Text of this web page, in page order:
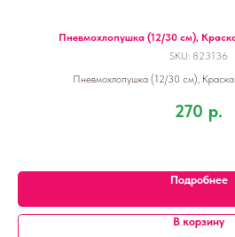
Пневмохлопушка (12/30 см),
SKU: 823136
Пневмохлопушка (12/30 см),
270 р.
Подробнее
В корзину